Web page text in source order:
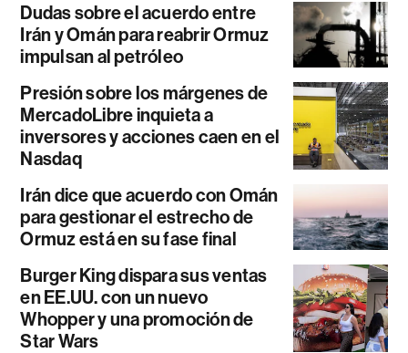
Dudas sobre el acuerdo entre
Irán y Omán para reabrir Ormuz
impulsan al petróleo
Presión sobre los márgenes de
MercadoLibre inquieta a
inversores y acciones caen en el
Nasdaq
Irán dice que acuerdo con Omán
para gestionar el estrecho de
Ormuz está en su fase final
Burger King dispara sus ventas
en EE.UU. con un nuevo
Whopper y una promoción de
Star Wars